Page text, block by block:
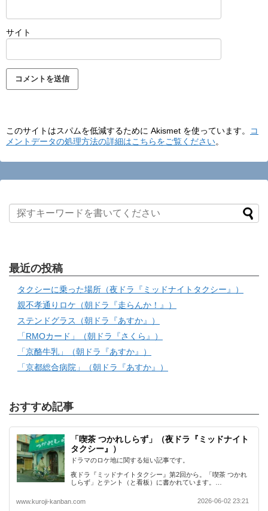
サイト
このサイトはスパムを低減するために Akismet を使っています。
コ
メントデータの処理方法の詳細はこちらをご覧ください。
最近の投稿
タクシーに乗った場所（夜ドラ『ミッドナイトタクシー』）
親不孝通りロケ（朝ドラ『走らんか！』）
ステンドグラス（朝ドラ『あすか』）
「RMOカード」（朝ドラ『さくら』）
「京酪牛乳」（朝ドラ『あすか』）
「京都総合病院」（朝ドラ『あすか』）
おすすめ記事
「喫茶 つかれしらず」（夜ドラ『ミッドナイト
タクシー』）
ドラマのロケ地に関する短い記事です。
夜ドラ『ミッドナイトタクシー』第2回から。「喫茶 つかれ
しらず」とテント（と看板）に書かれています。…
www.kuroji-kanban.com 2026-06-02 23:21